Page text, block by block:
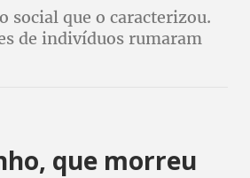
social que o caracterizou.
de indivíduos rumaram
que morreu